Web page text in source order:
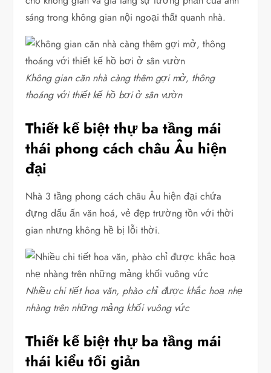
sáng trong không gian nội ngoại thất quanh nhà.
Không gian căn nhà càng thêm gợi mở, thông
thoáng với thiết kế hồ bơi ở sân vườn
Thiết kế biệt thự ba tầng mái
thái phong cách châu Âu hiện
đại
Nhà 3 tầng phong cách châu Âu hiện đại chứa
đựng dấu ấn văn hoá, vẻ đẹp trường tồn với thời
gian nhưng không hề bị lỗi thời.
Nhiều chi tiết hoa văn, phào chỉ được khắc hoạ nhẹ
nhàng trên những mảng khối vuông vức
Thiết kế biệt thự ba tầng mái
thái kiểu tối giản